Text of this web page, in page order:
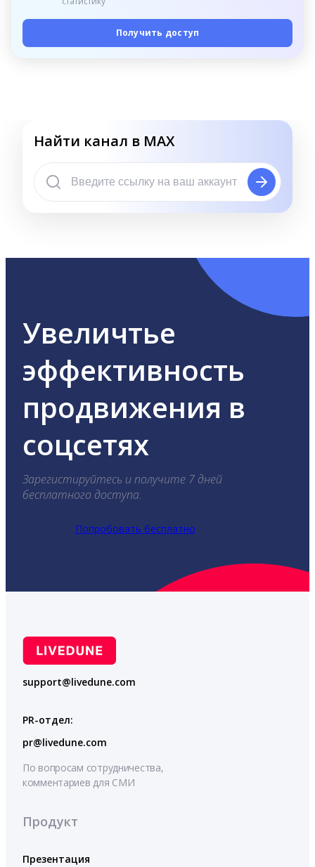
Получить доступ
Найти канал в MAX
Увеличтье
эффективность
продвижения в
соцсетях
Зарегистируйтесь и получите 7 дней
бесплатного доступа.
Попробовать бесплатно
support@livedune.com
PR-отдел:
pr@livedune.com
По вопросам сотрудничества,
комментариев для СМИ
Продукт
Презентация